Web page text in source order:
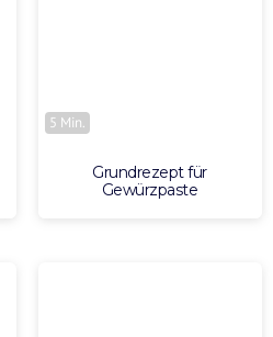
5 Min.
Grundrezept für
Gewürzpaste